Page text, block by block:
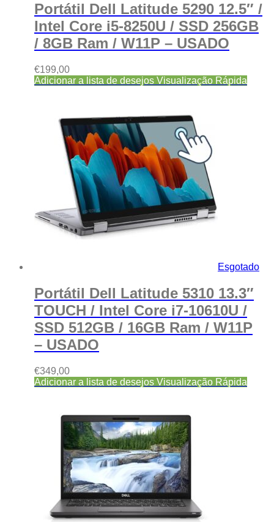
Portátil Dell Latitude 5290 12.5″ /
Intel Core i5-8250U / SSD 256GB
/ 8GB Ram / W11P – USADO
€199,00
Adicionar a lista de desejos Visualização Rápida
Esgotado
Portátil Dell Latitude 5310 13.3″
TOUCH / Intel Core i7-10610U /
SSD 512GB / 16GB Ram / W11P
– USADO
€349,00
Adicionar a lista de desejos Visualização Rápida